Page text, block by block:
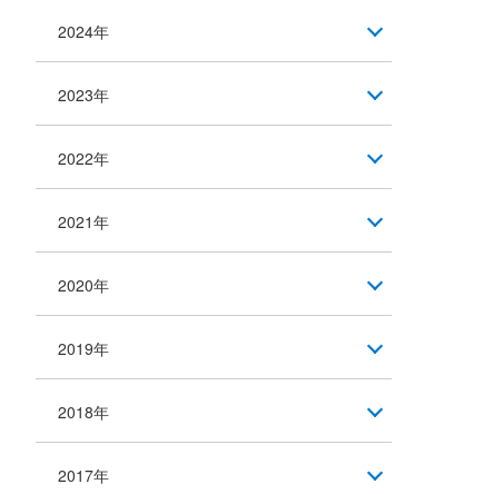
2024年
2023年
2022年
2021年
2020年
2019年
2018年
2017年